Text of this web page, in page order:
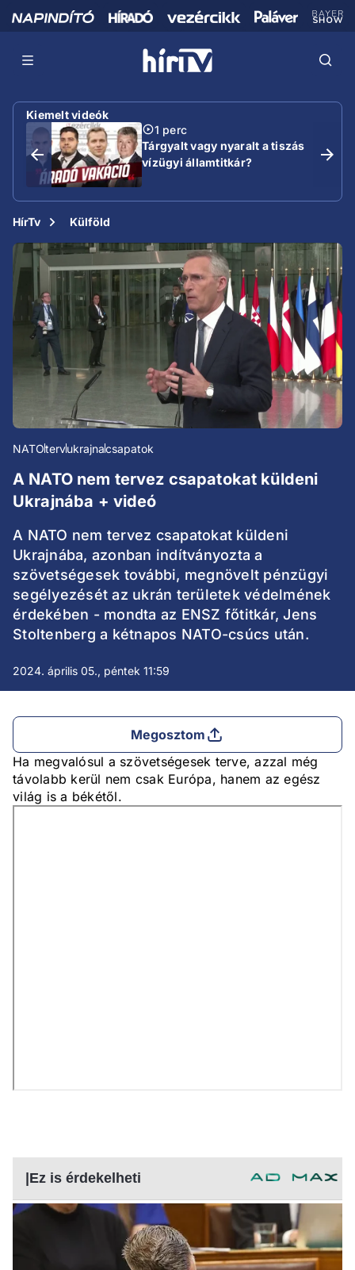
Kiemelt videók
1 perc
Tárgyalt vagy nyaralt a tiszás
vízügyi államtitkár?
HírTv Külföld
NATOtervukrajnacsapatok
A NATO nem tervez csapatokat küldeni
Ukrajnába + videó
A NATO nem tervez csapatokat küldeni
Ukrajnába, azonban indítványozta a
szövetségesek további, megnövelt pénzügyi
segélyezését az ukrán területek védelmének
érdekében - mondta az ENSZ főtitkár, Jens
Stoltenberg a kétnapos NATO-csúcs után.
2024. április 05., péntek 11:59
Megosztom
Ha megvalósul a szövetségesek terve, azzal még
távolabb kerül nem csak Európa, hanem az egész
világ is a békétől.